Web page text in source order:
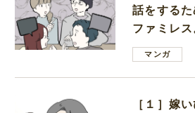
話をする
ファミレ
は電車好き
マンガ
［１］嫁